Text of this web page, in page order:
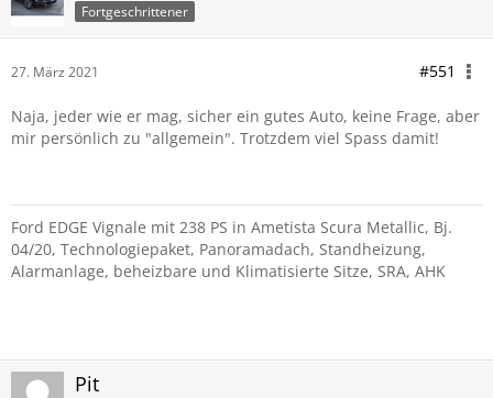
Fortgeschrittener
27. März 2021 #551
Naja, jeder wie er mag, sicher ein gutes Auto, keine Frage, aber
mir persönlich zu "allgemein". Trotzdem viel Spass damit!
Ford EDGE Vignale mit 238 PS in Ametista Scura Metallic, Bj.
04/20, Technologiepaket, Panoramadach, Standheizung,
Alarmanlage, beheizbare und Klimatisierte Sitze, SRA, AHK
Pit